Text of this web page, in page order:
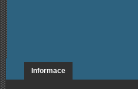
Informace